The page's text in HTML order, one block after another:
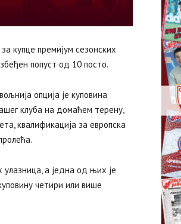
купце премијум сезонских
попуст од 10 посто.
опција је куповина
клуба на домаћем терену,
квалификација за европска
улазница, а једна од њих је
четири или више